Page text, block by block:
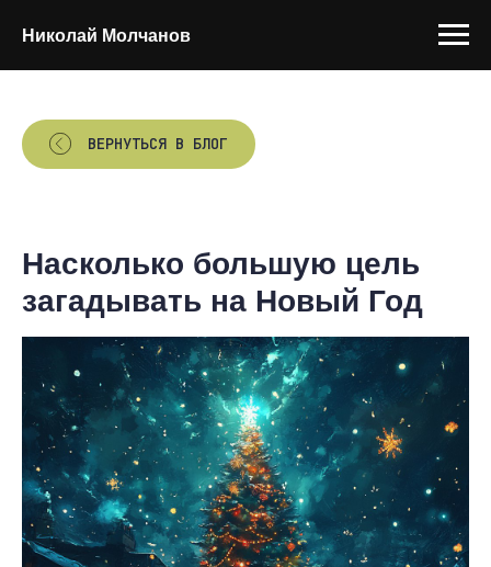
Николай Молчанов
ВЕРНУТЬСЯ В БЛОГ
Насколько большую цель
загадывать на Новый Год